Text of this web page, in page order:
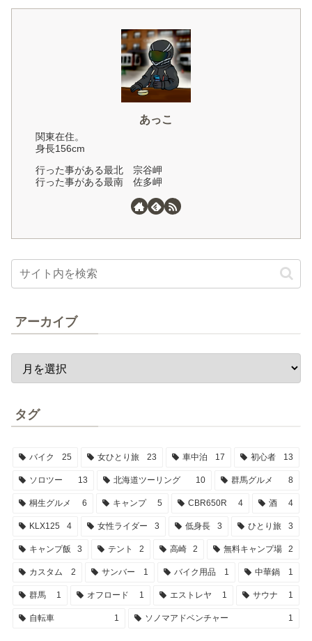
あっこ
関東在住。
身長156cm
行った事がある最北 宗谷岬
行った事がある最南 佐多岬
アーカイブ
タグ
バイク 25 女ひとり旅 23 車中泊 17 初心者 13
ソロツー 13 北海道ツーリング 10 群馬グルメ 8
桐生グルメ 6 キャンプ 5 CBR650R 4 酒 4
KLX125 4 女性ライダー 3 低身長 3 ひとり旅 3
キャンプ飯 3 テント 2 高崎 2 無料キャンプ場 2
カスタム 2 サンバー 1 バイク用品 1 中華鍋 1
群馬 1 オフロード 1 エストレヤ 1 サウナ 1
自転車 1 ソノマアドベンチャー 1